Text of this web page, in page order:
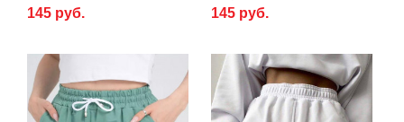
145 руб.
145 руб.